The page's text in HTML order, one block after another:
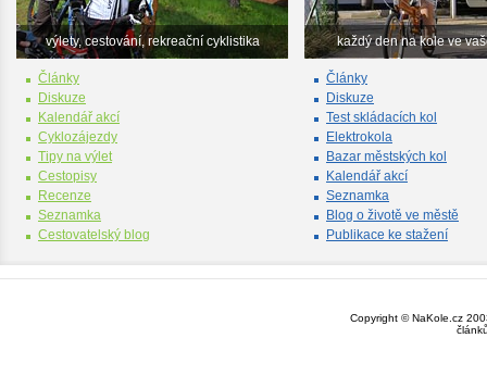
výlety, cestování, rekreační cyklistika
Články
Diskuze
Kalendář akcí
Cyklozájezdy
Tipy na výlet
Cestopisy
Recenze
Seznamka
Cestovatelský blog
každý den na kole ve
Články
Diskuze
Test skládacích kol
Elektrokola
Bazar městských kol
Kalendář akcí
Seznamka
Blog o životě ve městě
Publikace ke stažení
Copyright © NaKole.cz